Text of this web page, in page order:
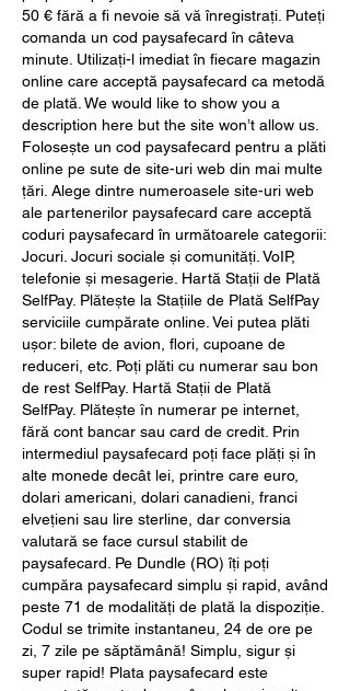
50 € fără a fi nevoie să vă înregistrați. Puteți
comanda un cod paysafecard în câteva
minute. Utilizați-l imediat în fiecare magazin
online care acceptă paysafecard ca metodă
de plată. We would like to show you a
description here but the site won’t allow us.
Folosește un cod paysafecard pentru a plăti
online pe sute de site-uri web din mai multe
țări. Alege dintre numeroasele site-uri web
ale partenerilor paysafecard care acceptă
coduri paysafecard în următoarele categorii:
Jocuri. Jocuri sociale și comunități. VoIP,
telefonie și mesagerie. Hartă Stații de Plată
SelfPay. Plătește la Stațiile de Plată SelfPay
serviciile cumpărate online. Vei putea plăti
ușor: bilete de avion, flori, cupoane de
reduceri, etc. Poți plăti cu numerar sau bon
de rest SelfPay. Hartă Stații de Plată
SelfPay. Plătește ȋn numerar pe internet,
fără cont bancar sau card de credit. Prin
intermediul paysafecard poți face plăți și în
alte monede decât lei, printre care euro,
dolari americani, dolari canadieni, franci
elvețieni sau lire sterline, dar conversia
valutară se face cursul stabilit de
paysafecard. Pe Dundle (RO) îți poți
cumpăra paysafecard simplu și rapid, având
peste 71 de modalități de plată la dispoziție.
Codul se trimite instantaneu, 24 de ore pe
zi, 7 zile pe săptămână! Simplu, sigur și
super rapid! Plata paysafecard este